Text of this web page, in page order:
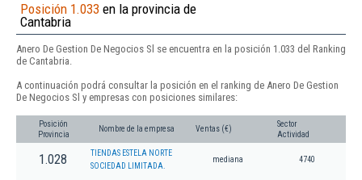
Posición 1.033 en la provincia de
Cantabria
Anero De Gestion De Negocios Sl se encuentra en la posición 1.033 del Ranking
de Cantabria.
A continuación podrá consultar la posición en el ranking de Anero De Gestion
De Negocios Sl y empresas con posiciones similares:
Posición
Provincia
Nombre de la empresa Ventas (€)
Sector
Actividad
1.028
TIENDAS ESTELA NORTE
SOCIEDAD LIMITADA.
mediana 4740